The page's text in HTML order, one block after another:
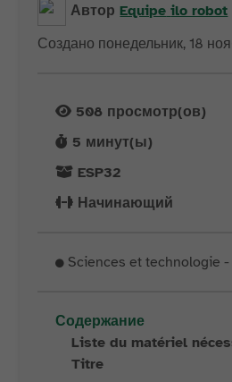
АвторEquipe ilo robot
Создано понедельник, 18
508 просмотр(ов)
5 минут(ы)
ESP32
Начинающий
Sciences et technologie
Содержание
Liste du matériel
Titre